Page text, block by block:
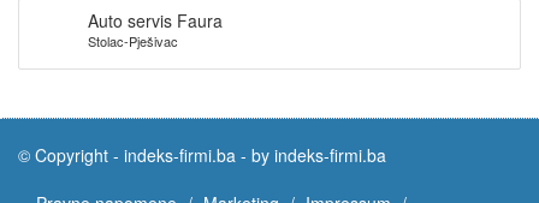
Auto servis Faura
Stolac-Pješivac
© Copyright - indeks-firmi.ba - by indeks-firmi.ba